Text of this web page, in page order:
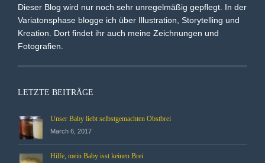
Dieser Blog wird nur noch sehr unregelmäßig gepflegt. In der
Variatonsphase blogge ich über Illustration, Storytelling und
Kreation. Dort findet ihr auch meine Zeichnungen und
Fotografien.
LETZTE BEITRÄGE
Unser Baby liebt selbstgemachten Obstbrei
March 6, 2017
Hilfe, mein Baby isst keinen Brei